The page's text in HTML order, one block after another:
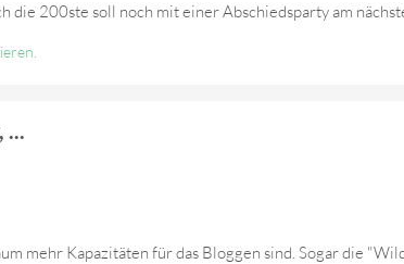
die 200ste soll noch mit einer Abschiedsparty am
...
mehr Kapazitäten für das Bloggen sind. Sogar die